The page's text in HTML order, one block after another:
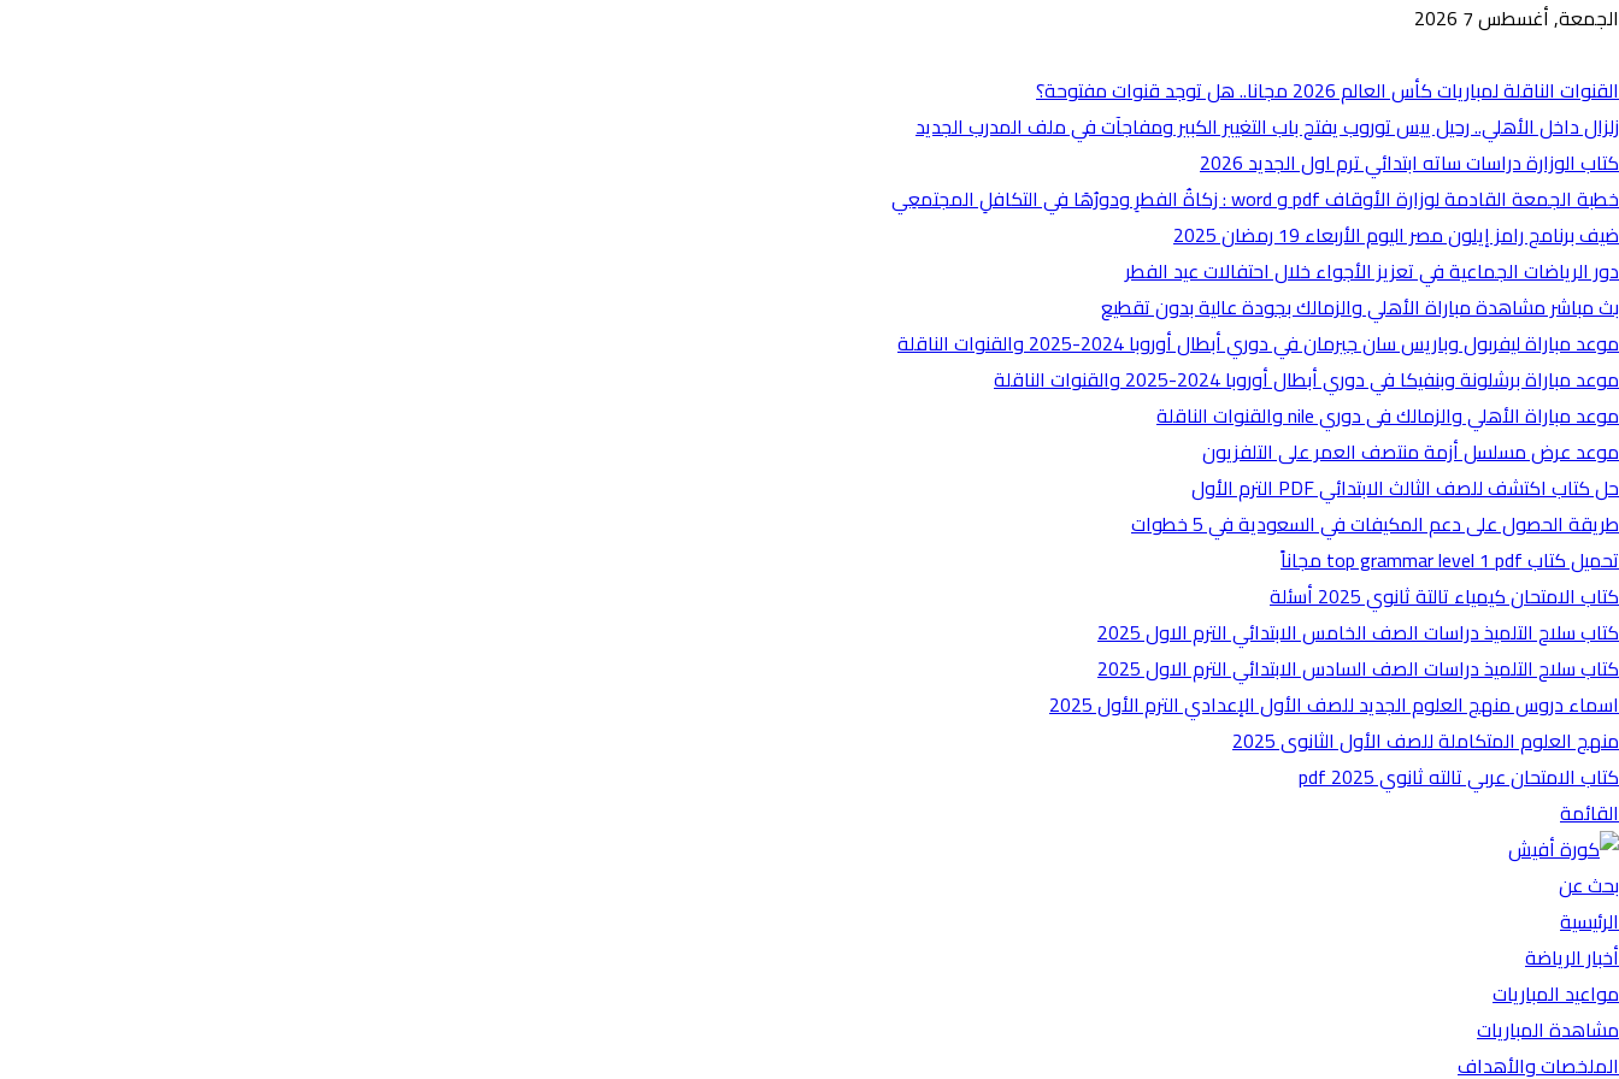
الجمعة, أغسطس 7 2026
القنوات الناقلة لمباريات كأس العالم 2026 مجانا.. هل توجد قنوات مفتوحة؟
زلزال داخل الأهلي.. رحيل ييس توروب يفتح باب التغيير الكبير ومفاجآت في ملف المدرب الجديد
كتاب الوزارة دراسات ساته ابتدائي ترم اول الجديد 2026
خطبة الجمعة القادمة لوزارة الأوقاف pdf و word : زكاةُ الفطرِ ودورُهَا في التكافلِ المجتمعِي
ضيف برنامج رامز إيلون مصر اليوم الأربعاء 19 رمضان 2025
دور الرياضات الجماعية في تعزيز الأجواء خلال احتفالات عيد الفطر
بث مباشر مشاهدة مباراة الأهلي والزمالك بجودة عالية بدون تقطيع
موعد مباراة ليفربول وباريس سان جيرمان في دوري أبطال أوروبا 2024-2025 والقنوات الناقلة
موعد مباراة برشلونة وبنفيكا في دوري أبطال أوروبا 2024-2025 والقنوات الناقلة
موعد مباراة الأهلي والزمالك فى دوري nile والقنوات الناقلة
موعد عرض مسلسل أزمة منتصف العمر على التلفزيون
حل كتاب اكتشف للصف الثالث الابتدائي PDF الترم الأول
طريقة الحصول على دعم المكيفات في السعودية في 5 خطوات
تحميل كتاب top grammar level 1 pdf مجاناً
كتاب الامتحان كيمياء تالتة ثانوي 2025 أسئلة
كتاب سلاح التلميذ دراسات الصف الخامس الابتدائي الترم الاول 2025
كتاب سلاح التلميذ دراسات الصف السادس الابتدائي الترم الاول 2025
اسماء دروس منهج العلوم الجديد للصف الأول الإعدادي الترم الأول 2025
منهج العلوم المتكاملة للصف الأول الثانوى 2025
كتاب الامتحان عربي تالته ثانوي 2025 pdf
القائمة
بحث عن
الرئيسية
أخبار الرياضة
مواعيد المباريات
مشاهدة المباريات
الملخصات والأهداف